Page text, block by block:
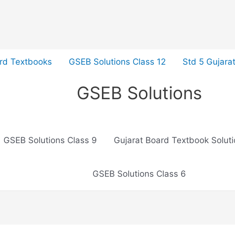
Textbooks GSEB Solutions Class 12 Std 5
GSEB Solutions
GSEB Solutions Class 9 Gujarat Board Textbook
GSEB Solutions Class 6